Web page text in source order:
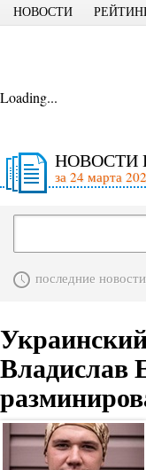
НОВОСТИ
Loading...
НОВОСТИ
за 24 марта
последние новости
Владислав